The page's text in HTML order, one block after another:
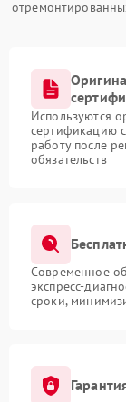
Используются
сертификацию
работу после
обязательств
Современное
экспресс-
сроки,